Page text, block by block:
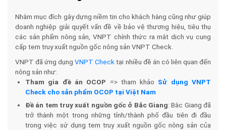
Nhằm mục đích gây dựng niềm tin cho khách hàng cũng như giúp
doanh nghiệp giải quyết vấn đề về bảo vệ thương hiệu, tiêu thụ
các sản phẩm nông sản, VNPT chính thức ra mắt dịch vụ cung
cấp tem truy xuất nguồn gốc nông sản VNPT Check.
VNPT đã ứng dụngVNPT Checktại nhiều đề án có liên quan đến
nông sản như:
Tham gia đề án OCOP => tham khảo Sử dụng VNPT
Check cho sản phẩm OCOP tại Việt Nam
Đề án tem truy xuất nguồn gốc ở Bắc Giang: Bắc Giang đã
trở thành một trong những tỉnh/thành phố đầu tiên đi đầu
trong việc sử dụng tem truy xuất nguồn gốc nông sản của